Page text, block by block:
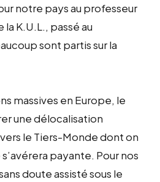
notre pays au professeur
K.U.L., passé au
sont partis sur la
massives en Europe, le
une délocalisation
le Tiers-Monde dont on
payante. Pour nos
doute assisté sous le